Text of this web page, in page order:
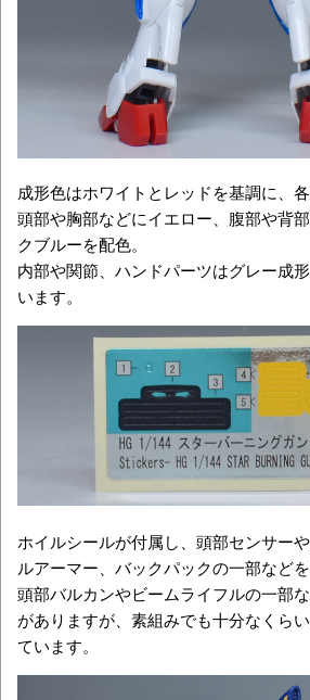
成形色はホワイトとレッドを基調に、各
頭部や胸部などにイエロー、腹部や背
クブルーを配色。
内部や関節、ハンドパーツはグレー成
います。
ホイルシールが付属し、頭部センサー
ルアーマー、バックパックの一部などを
頭部バルカンやビームライフルの一部
がありますが、素組みでも十分なくら
ています。